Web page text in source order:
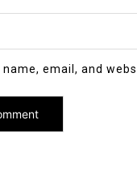
name, email, and